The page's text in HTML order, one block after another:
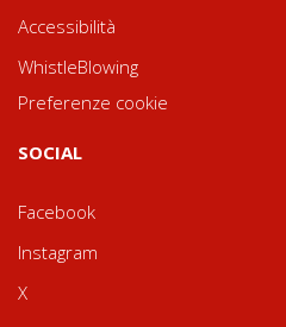
Accessibilità
WhistleBlowing
Preferenze cookie
SOCIAL
Facebook
Instagram
X